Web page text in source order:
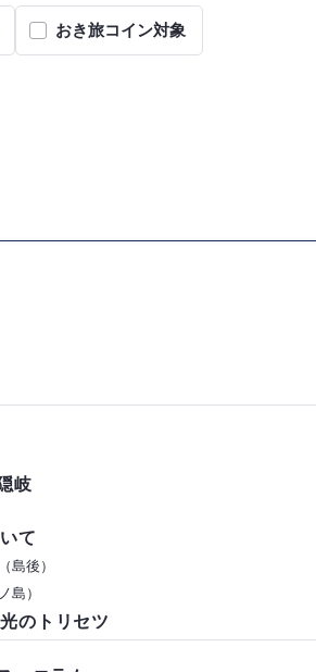
おき旅コイン対象
岐
て
島後）
島）
のトリセツ